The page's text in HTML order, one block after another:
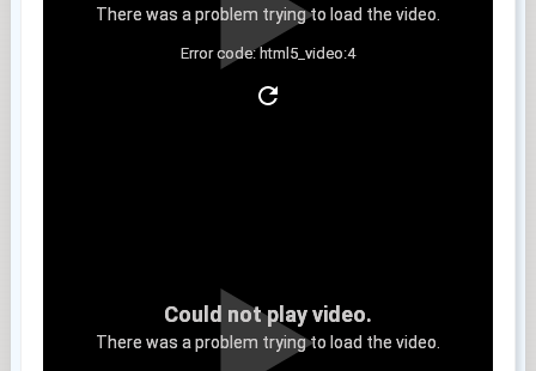
There was a problem trying to load the video.
Error code: html5_video:4
Could not play video.
There was a problem trying to load the video.